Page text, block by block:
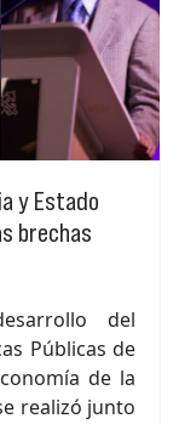
y Estado
brechas
del
Públicas de
de la
realizó junto